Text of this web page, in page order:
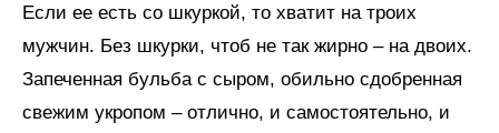
Если ее есть со шкуркой, то хватит на троих
мужчин. Без шкурки, чтоб не так жирно – на двоих.
Запеченная бульба с сыром, обильно сдобренная
свежим укропом – отлично, и самостоятельно, и